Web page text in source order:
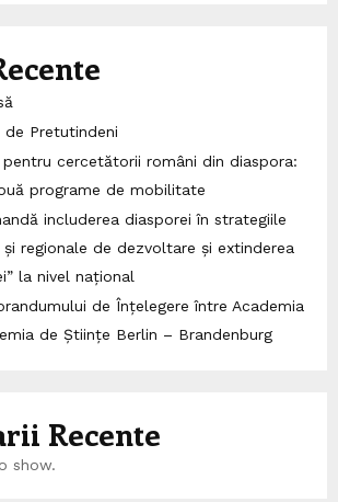
de Pretutindeni
cercetătorii români din diaspora:
programe de mobilitate
includerea diasporei în strategiile
regionale de dezvoltare și extinderea
la nivel național
de Înțelegere între Academia
de Științe Berlin – Brandenburg
Recente
show.